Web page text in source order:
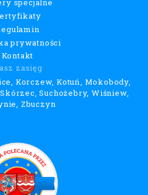
prywatności
Kontakt
zasięg
Korczew, Kotuń, Mokobody,
Suchożebry, Wiśniew,
Zbuczyn